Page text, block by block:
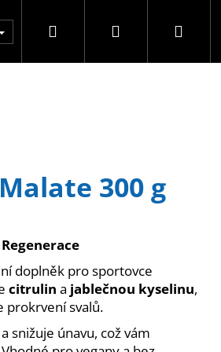
Přihlášení
300 g
doplněk pro sportovce
citrulin a jablečnou kyselinu,
prokrvení svalů.
a snižuje únavu, což vám